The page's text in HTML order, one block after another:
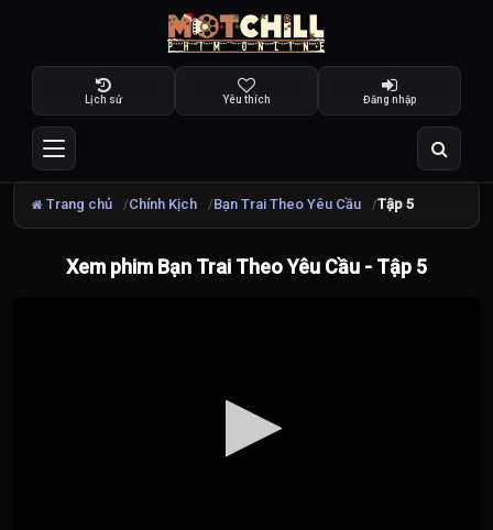
Lịch sử Yêu thích Đăng nhập
Trang chủ Chính Kịch Bạn Trai Theo Yêu Cầu Tập 5
Xem phim Bạn Trai Theo Yêu Cầu - Tập 5